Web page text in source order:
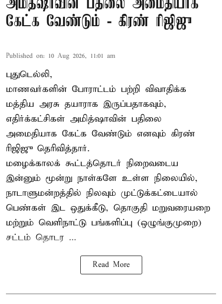
அமித்ஷாவின் பதிலை அமைதியாக
கேட்க வேண்டும் - கிரண் ரிஜிஜு
Published on: 10 Aug 2026, 11:01 am
புதுடெல்லி,
மாணவர்களின் போராட்டம் பற்றி விவாதிக்க
மத்திய அரசு தயாராக இருப்பதாகவும்,
எதிர்க்கட்சிகள் அமித்ஷாவின் பதிலை
அமைதியாக கேட்க வேண்டும் எனவும் கிரண்
ரிஜிஜு தெரிவித்தார்.
மழைக்காலக் கூட்டத்தொடர் நிறைவடைய
இன்னும் மூன்று நாள்களே உள்ள நிலையில்,
நாடாளுமன்றத்தில் நிலவும் முட்டுக்கட்டையால்
பெண்கள் இட ஒதுக்கீடு, தொகுதி மறுவரையறை
மற்றும் வெளிநாட்டு பங்களிப்பு (ஒழுங்குமுறை)
சட்டம் தொடர ...
Read More